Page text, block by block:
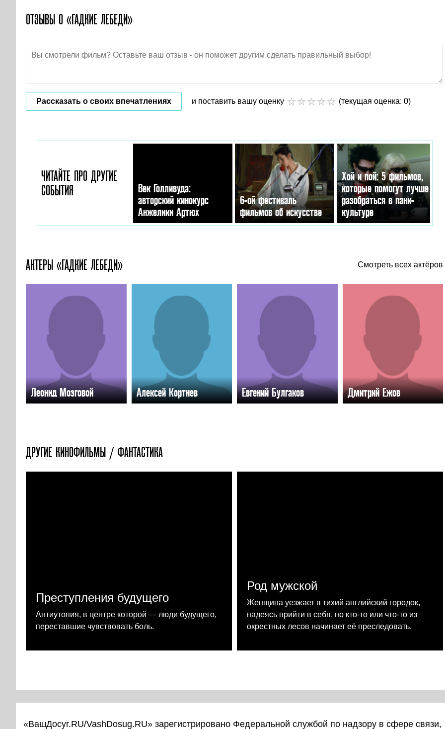
ОТЗЫВЫ О «ГАДКИЕ ЛЕБЕДИ»
Рассказать о своих впечатлениях и поставить вашу оценку (текущая оценка: 0)
ЧИТАЙТЕ ПРО ДРУГИЕ
СОБЫТИЯ
Век Голливуда:
авторский кинокурс
Анжелики Артюх
6-ой фестиваль
фильмов об искусстве
Хой и пой: 5 фильмов,
которые помогут лучше
разобраться в панк-
культуре
АКТЕРЫ «ГАДКИЕ ЛЕБЕДИ» Смотреть всех актёров
Леонид Мозговой Алексей Кортнев Евгений Булгаков Дмитрий Ежов
ДРУГИЕ КИНОФИЛЬМЫ / ФАНТАСТИКА
Преступления будущего
Антиутопия, в центре которой — люди будущего,
переставшие чувствовать боль.
Род мужской
Женщина уезжает в тихий английский городок,
надеясь прийти в себя, но кто-то или что-то из
окрестных лесов начинает её преследовать.
«ВашДосуг.RU/VashDosug.RU» зарегистрировано Федеральной службой по надзору в сфере связи,